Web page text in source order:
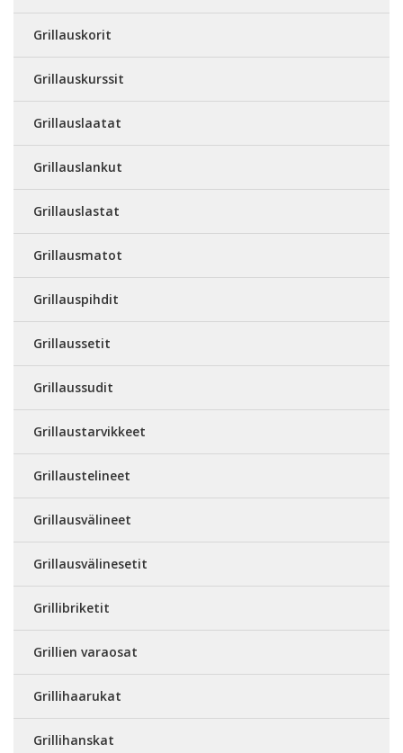
Grillauskorit
Grillauskurssit
Grillauslaatat
Grillauslankut
Grillauslastat
Grillausmatot
Grillauspihdit
Grillaussetit
Grillaussudit
Grillaustarvikkeet
Grillaustelineet
Grillausvälineet
Grillausvälinesetit
Grillibriketit
Grillien varaosat
Grillihaarukat
Grillihanskat